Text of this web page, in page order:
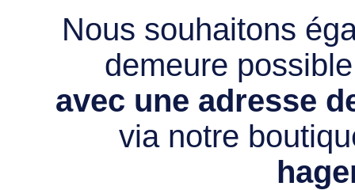
Nous souhaitons
demeure
avec une adresse
via notre